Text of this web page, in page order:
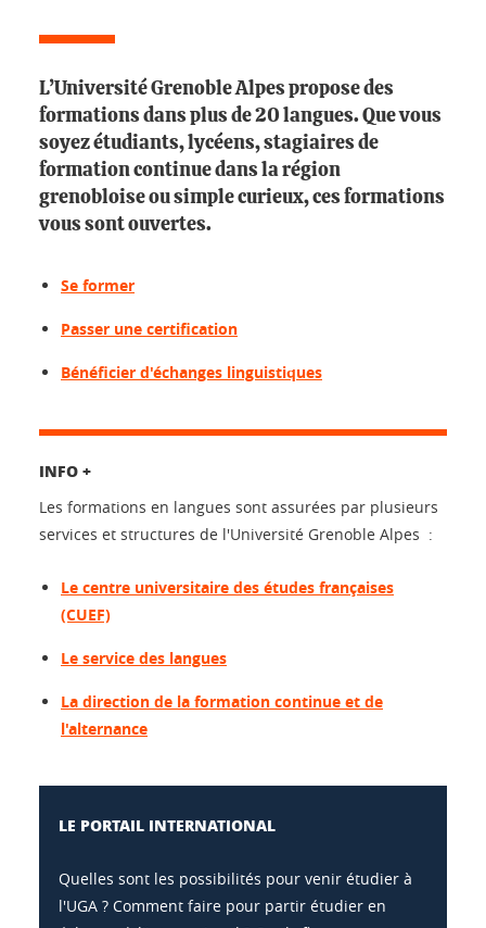
L’Université Grenoble Alpes propose des
formations dans plus de 20 langues. Que vous
soyez étudiants, lycéens, stagiaires de
formation continue dans la région
grenobloise ou simple curieux, ces formations
vous sont ouvertes.
Se former
Passer une certification
Bénéficier d'échanges linguistiques
INFO +
Les formations en langues sont assurées par plusieurs
services et structures de l'Université Grenoble Alpes :
Le centre universitaire des études françaises
(CUEF)
Le service des langues
La direction de la formation continue et de
l'alternance
LE PORTAIL INTERNATIONAL
Quelles sont les possibilités pour venir étudier à
l'UGA ? Comment faire pour partir étudier en